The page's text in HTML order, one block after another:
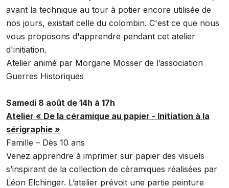
avant la technique au tour à potier encore utilisée de
nos jours, existait celle du colombin. C'est ce que nous
vous proposons d'apprendre pendant cet atelier
d'initiation.
Atelier animé par Morgane Mosser de l’association
Guerres Historiques
Samedi 8 août de 14h à 17h
Atelier « De la céramique au papier - Initiation à la
sérigraphie »
Famille – Dès 10 ans
Venez apprendre à imprimer sur papier des visuels
s’inspirant de la collection de céramiques réalisées par
Léon Elchinger. L’atelier prévoit une partie peinture